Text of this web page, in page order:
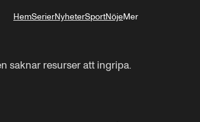
HemSerierNyheterSportNöjeMer
saknar resurser att ingripa.